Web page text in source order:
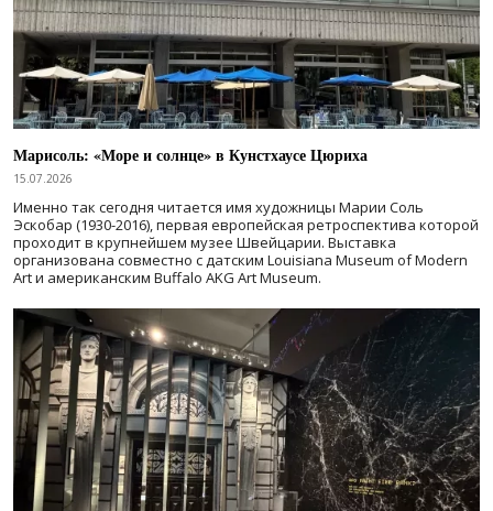
Марисоль: «Море и солнце» в Кунстхаусе Цюриха
15.07.2026
Именно так сегодня читается имя художницы Марии Соль
Эскобар (1930-2016), первая европейская ретроспектива которой
проходит в крупнейшем музее Швейцарии. Выставка
организована совместно с датским Louisiana Museum of Modern
Art и американским Buffalo AKG Art Museum.